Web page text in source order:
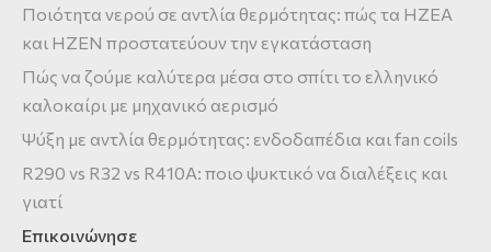
Ποιότητα νερού σε αντλία θερμότητας: πώς τα HZEA
και HZEN προστατεύουν την εγκατάσταση
Πώς να ζούμε καλύτερα μέσα στο σπίτι το ελληνικό
καλοκαίρι με μηχανικό αερισμό
Ψύξη με αντλία θερμότητας: ενδοδαπέδια και fan coils
R290 vs R32 vs R410A: ποιο ψυκτικό να διαλέξεις και
γιατί
Επικοινώνησε